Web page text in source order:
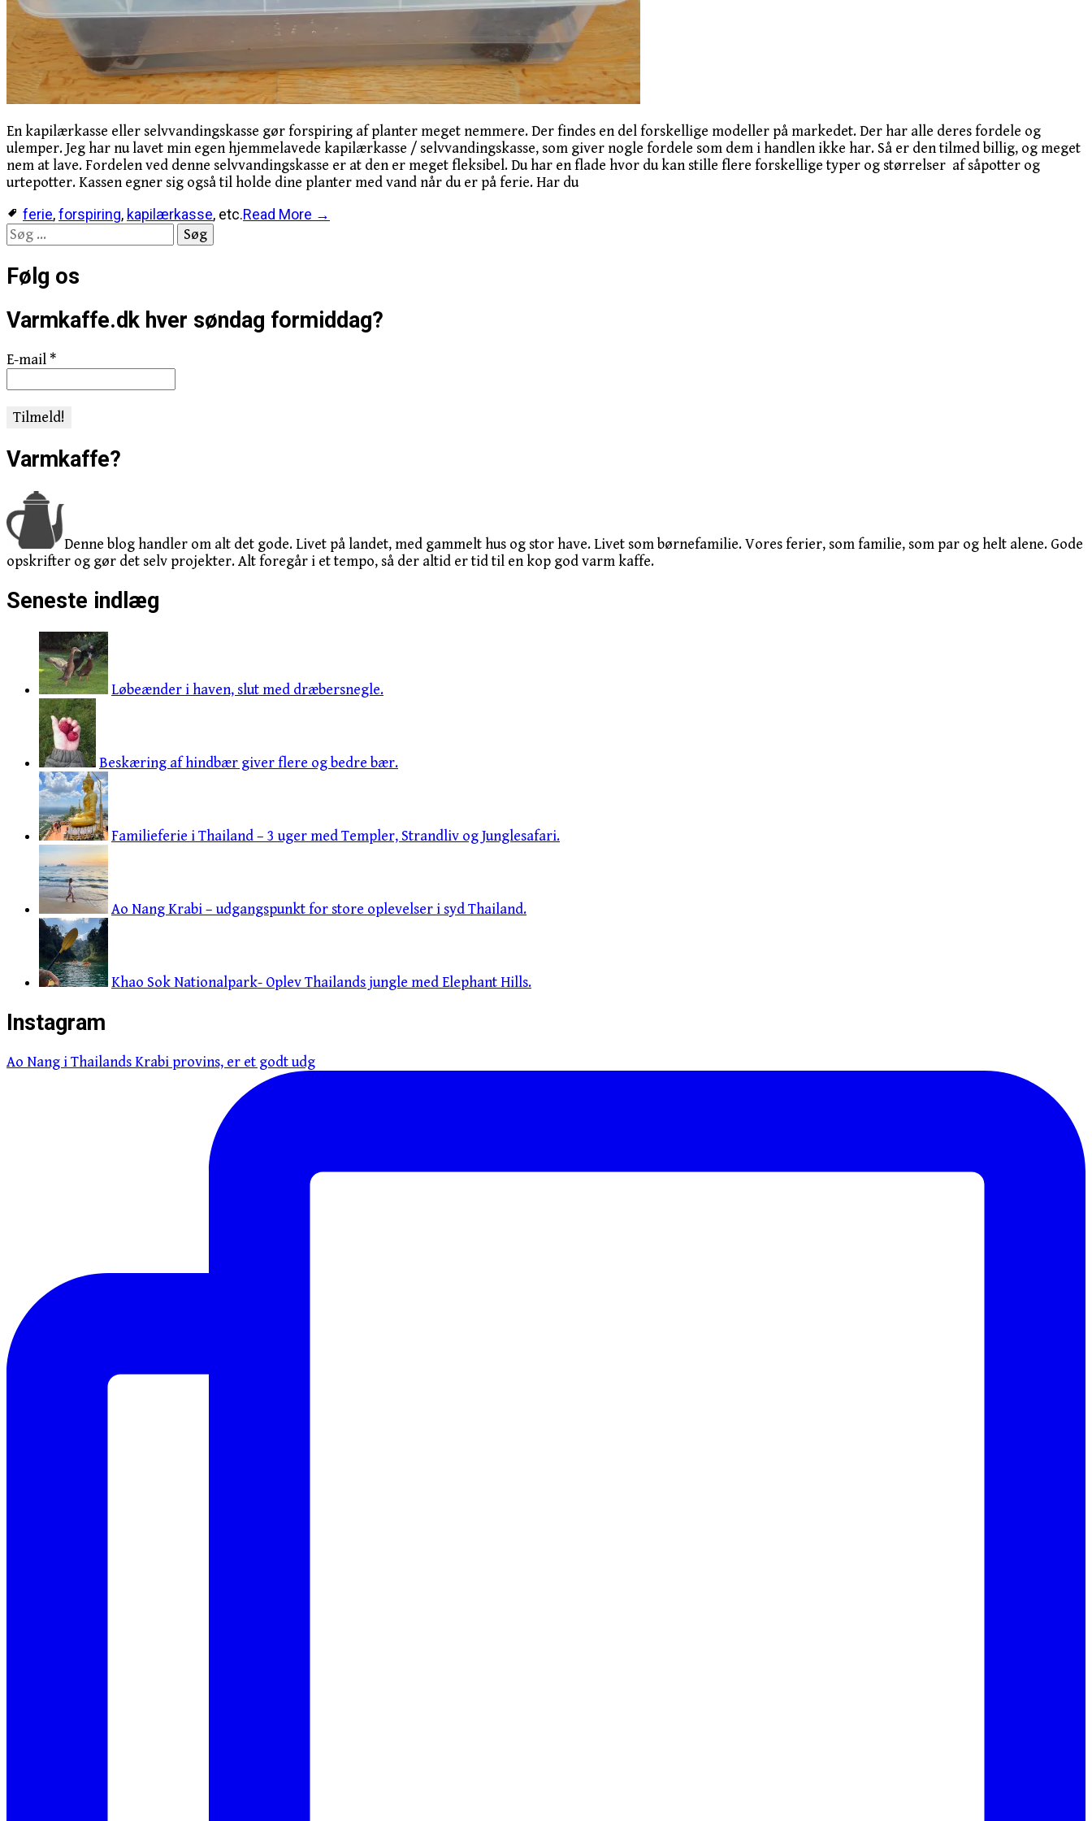
En kapilærkasse eller selvvandingskasse gør forspiring af planter meget nemmere. Der findes en del forskellige modeller på markedet. Der har alle deres fordele og
ulemper. Jeg har nu lavet min egen hjemmelavede kapilærkasse / selvvandingskasse, som giver nogle fordele som dem i handlen ikke har. Så er den tilmed billig, og meget
nem at lave. Fordelen ved denne selvvandingskasse er at den er meget fleksibel. Du har en flade hvor du kan stille flere forskellige typer og størrelser af såpotter og
urtepotter. Kassen egner sig også til holde dine planter med vand når du er på ferie. Har du
ferie,forspiring, kapilærkasse, etc.Read More →
Søg
efter:
Følg os
Varmkaffe.dk hver søndag formiddag?
E-mail*
Varmkaffe?
Denne blog handler om alt det gode. Livet på landet, med gammelt hus og stor have. Livet som børnefamilie. Vores ferier, som familie, som par og helt alene. Gode
opskrifter og gør det selv projekter. Alt foregår i et tempo, så der altid er tid til en kop god varm kaffe.
Seneste indlæg
Løbeænder i haven, slut med dræbersnegle.
Beskæring af hindbær giver flere og bedre bær.
Familieferie i Thailand – 3 uger med Templer, Strandliv og Junglesafari.
Ao Nang Krabi – udgangspunkt for store oplevelser i syd Thailand.
Khao Sok Nationalpark- Oplev Thailands jungle med Elephant Hills.
Instagram
Ao Nang i Thailands Krabi provins, er et godt udg